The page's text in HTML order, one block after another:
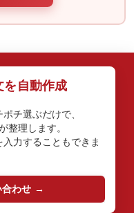
を自動作成
チ選ぶだけで、
整理します。
力することもできま
わせ